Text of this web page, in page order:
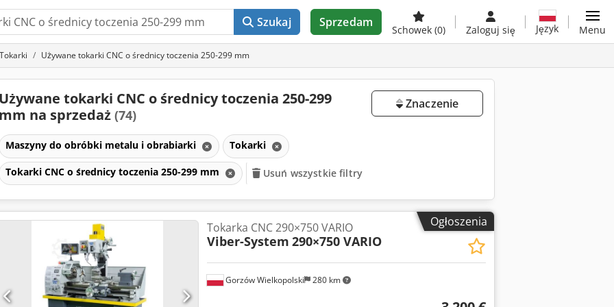
Szukaj Sprzedam
Schowek (0) Zaloguj się Język Menu
Tokarki Używane tokarki CNC o średnicy toczenia 250-299 mm
Używane tokarki CNC o średnicy toczenia 250-299
mm na sprzedaż (74)
Znaczenie
Maszyny do obróbki metalu i obrabiarki Tokarki
Tokarki CNC o średnicy toczenia 250-299 mm Usuń wszystkie filtry
Ogłoszenia
Gorzów Wielkopolski 280 km
Tokarka CNC 290×750 VARIO
Viber-System 290×750 VARIO